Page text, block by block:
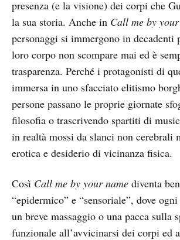
presenza (e la visione) dei corpi che
la sua storia. Anche in Call me by
personaggi si immergono in decadenti
loro corpo non scompare mai ed è
trasparenza. Perché i protagonisti di
immersa in uno sfacciato elitismo
persone passano le proprie giornate
filosofia o trascrivendo spartiti di
in realtà mossi da slanci non cerebrali
erotica e desiderio di vicinanza fisica.
Così Call me by your name diventa
“epidermico” e “sensoriale”, dove
un breve massaggio o una pacca sulla
funzionale all’avvicinarsi dei corpi ed